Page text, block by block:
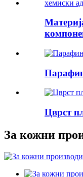
Цврст
За кожни